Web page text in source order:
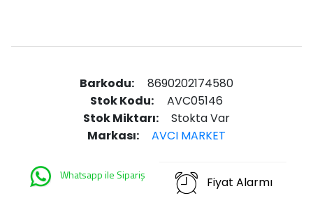
Barkodu:
8690202174580
Stok Kodu:
AVC05146
Stok Miktarı:
Stokta Var
Markası:
AVCI MARKET
Whatsapp ile Sipariş Fiyat Alarmı